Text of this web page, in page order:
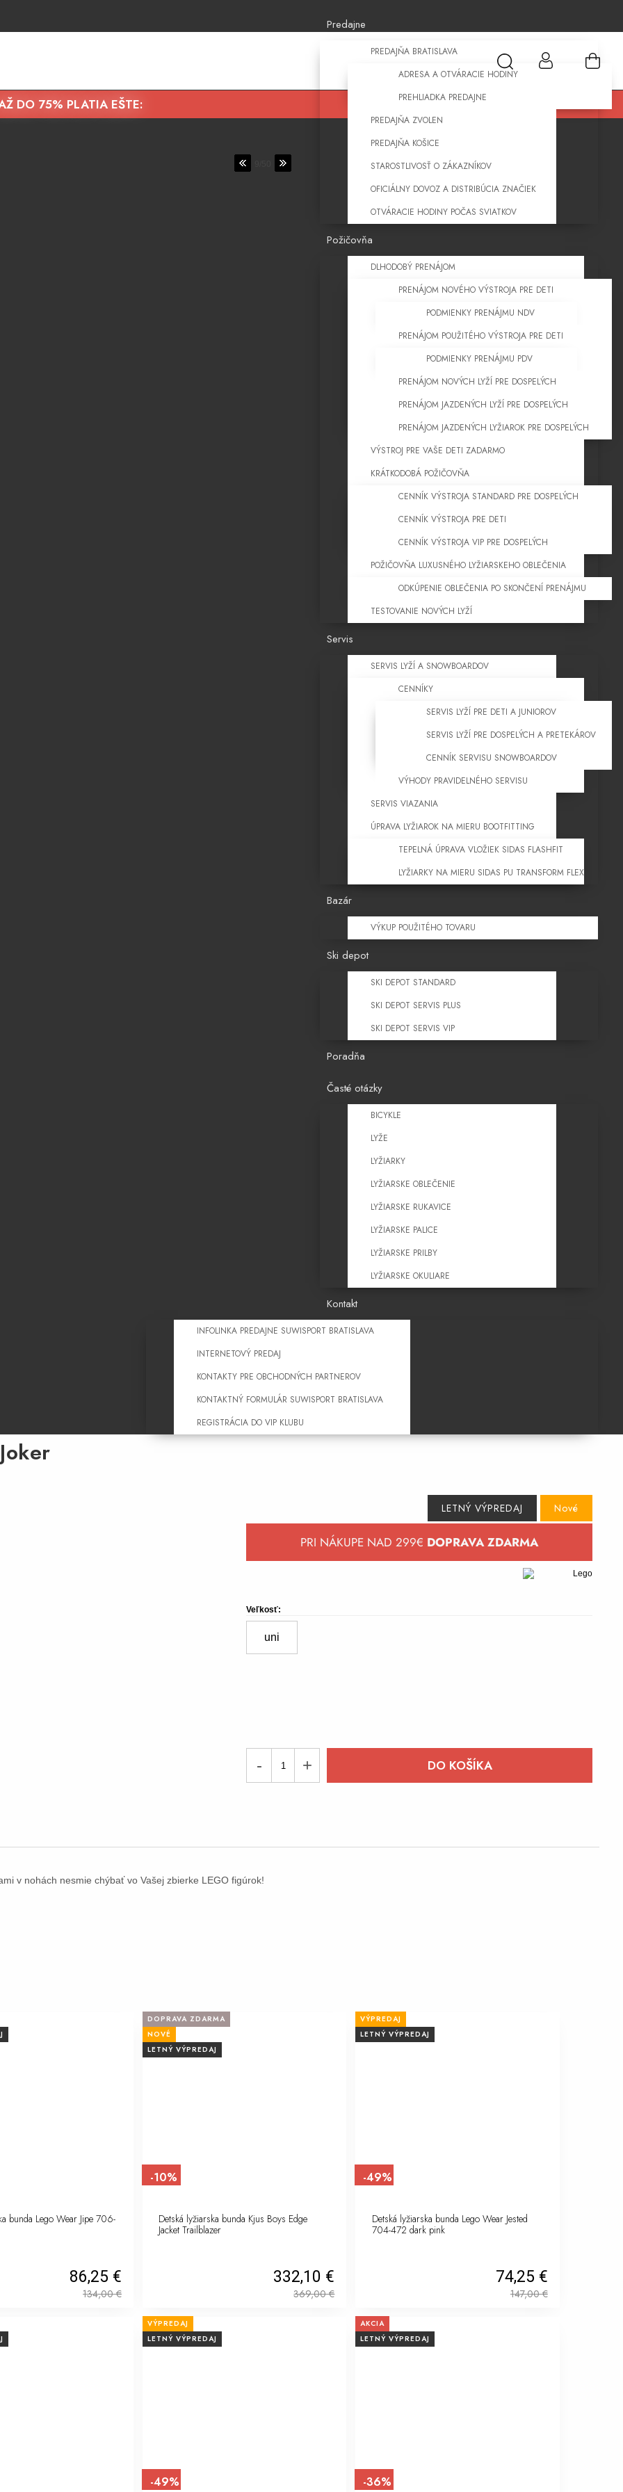
Predajne
PREDAJŇA BRATISLAVA
ADRESA A OTVÁRACIE HODINY
PREHLIADKA PREDAJNE
PREDAJŇA ZVOLEN
PREDAJŇA KOŠICE
STAROSTLIVOSŤ O ZÁKAZNÍKOV
OFICIÁLNY DOVOZ A DISTRIBÚCIA ZNAČIEK
OTVÁRACIE HODINY POČAS SVIATKOV
Požičovňa
DLHODOBÝ PRENÁJOM
PRENÁJOM NOVÉHO VÝSTROJA PRE DETI
PODMIENKY PRENÁJMU NDV
PRENÁJOM POUŽITÉHO VÝSTROJA PRE DETI
PODMIENKY PRENÁJMU PDV
PRENÁJOM NOVÝCH LYŽÍ PRE DOSPELÝCH
PRENÁJOM JAZDENÝCH LYŽÍ PRE DOSPELÝCH
PRENÁJOM JAZDENÝCH LYŽIAROK PRE DOSPELÝCH
VÝSTROJ PRE VAŠE DETI ZADARMO
KRÁTKODOBÁ POŽIČOVŇA
CENNÍK VÝSTROJA STANDARD PRE DOSPELÝCH
CENNÍK VÝSTROJA PRE DETI
CENNÍK VÝSTROJA VIP PRE DOSPELÝCH
POŽIČOVŇA LUXUSNÉHO LYŽIARSKEHO OBLEČENIA
ODKÚPENIE OBLEČENIA PO SKONČENÍ PRENÁJMU
TESTOVANIE NOVÝCH LYŽÍ
Servis
SERVIS LYŽÍ A SNOWBOARDOV
CENNÍKY
SERVIS LYŽÍ PRE DETI A JUNIOROV
SERVIS LYŽÍ PRE DOSPELÝCH A PRETEKÁROV
CENNÍK SERVISU SNOWBOARDOV
VÝHODY PRAVIDELNÉHO SERVISU
SERVIS VIAZANIA
ÚPRAVA LYŽIAROK NA MIERU BOOTFITTING
TEPELNÁ ÚPRAVA VLOŽIEK SIDAS FLASHFIT
LYŽIARKY NA MIERU SIDAS PU TRANSFORM FLEX
Bazár
VÝKUP POUŽITÉHO TOVARU
Ski depot
SKI DEPOT STANDARD
SKI DEPOT SERVIS PLUS
SKI DEPOT SERVIS VIP
Poradňa
Časté otázky
BICYKLE
LYŽE
LYŽIARKY
LYŽIARSKE OBLEČENIE
LYŽIARSKE RUKAVICE
LYŽIARSKE PALICE
LYŽIARSKE PRILBY
LYŽIARSKE OKULIARE
Kontakt
INFOLINKA PREDAJNE SUWISPORT BRATISLAVA
INTERNETOVÝ PREDAJ
KONTAKTY PRE OBCHODNÝCH PARTNEROV
KONTAKTNÝ FORMULÁR SUWISPORT BRATISLAVA
REGISTRÁCIA DO VIP KLUBU
DO 75% PLATIA EŠTE:
Nové
LETNÝ VÝPREDAJ
Veľkosť:
uni
- + DO KOŠÍKA
v nohách nesmie chýbať vo Vašej zbierke LEGO figúrok!
bunda Lego Wear Jipe 706-
86,25 €
134,00€
DOPRAVA ZDARMA
NOVÉ
LETNÝ VÝPREDAJ
Detská lyžiarska bunda Kjus Boys Edge
Jacket Trailblazer
332,10 €
369,00€
-10%
VÝPREDAJ
LETNÝ VÝPREDAJ
Detská lyžiarska bunda Lego Wear Jested
704-472 dark pink
74,25 €
147,00€
-49%
VÝPREDAJ
LETNÝ VÝPREDAJ
-49%
AKCIA
LETNÝ VÝPREDAJ
-36%